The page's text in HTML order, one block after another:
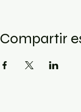
Compartir